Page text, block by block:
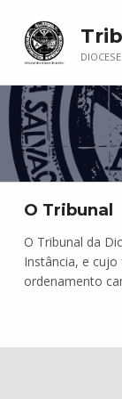
O Tribunal
O Tribunal da
Instância, e
ordenamento
Skip back to main navigation